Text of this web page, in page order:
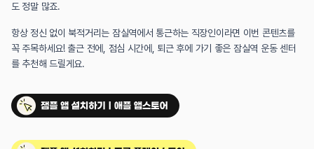
도 정말 많죠.
항상 정신 없이 북적거리는 잠실역에서 통근하는 직장인이라면 이번 콘텐츠를
꼭 주목하세요! 출근 전에, 점심 시간에, 퇴근 후에 가기 좋은 잠실역 운동 센터
를 추천해 드릴게요.